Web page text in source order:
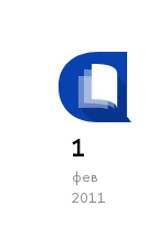
1
фев
2011